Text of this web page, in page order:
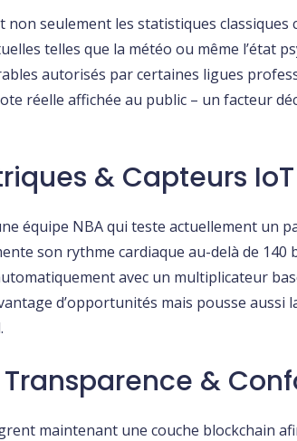
non seulement les statistiques
telles que la météo ou même l’état
autorisés par certaines ligues
réelle affichée au public – un facteur
& Capteurs IoT
équipe NBA qui teste actuellement un
son rythme cardiaque au-delà de
avec un multiplicateur
d’opportunités mais pousse aussi
&
maintenant une couche blockchain